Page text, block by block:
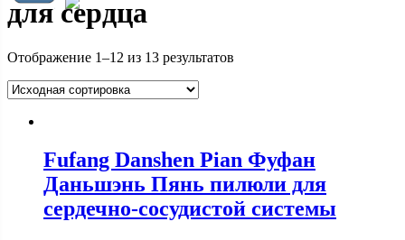
для сердца
Отображение 1–12 из 13 результатов
Fufang Danshen Pian Фуфан
Даньшэнь Пянь пилюли для
сердечно-сосудистой системы